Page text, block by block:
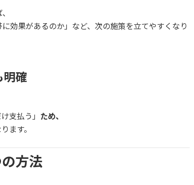
効果があるのか」など、次の施策を立てやすくなり
明確
支払う」 ため、
ます。
方法